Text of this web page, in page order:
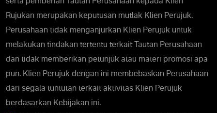
Rujukan merupakan keputusan mutlak Klien Perujuk.
Perusahaan tidak menganjurkan Klien Perujuk untuk
melakukan tindakan tertentu terkait Tautan Perusahaan
dan tidak memberikan petunjuk atau materi promosi apa
pun. Klien Perujuk dengan ini membebaskan Perusahaan
dari segala tuntutan terkait aktivitas Klien Perujuk
berdasarkan Kebijakan ini.